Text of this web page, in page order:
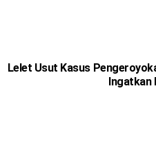
Lelet Usut Kasus
Ingatkan